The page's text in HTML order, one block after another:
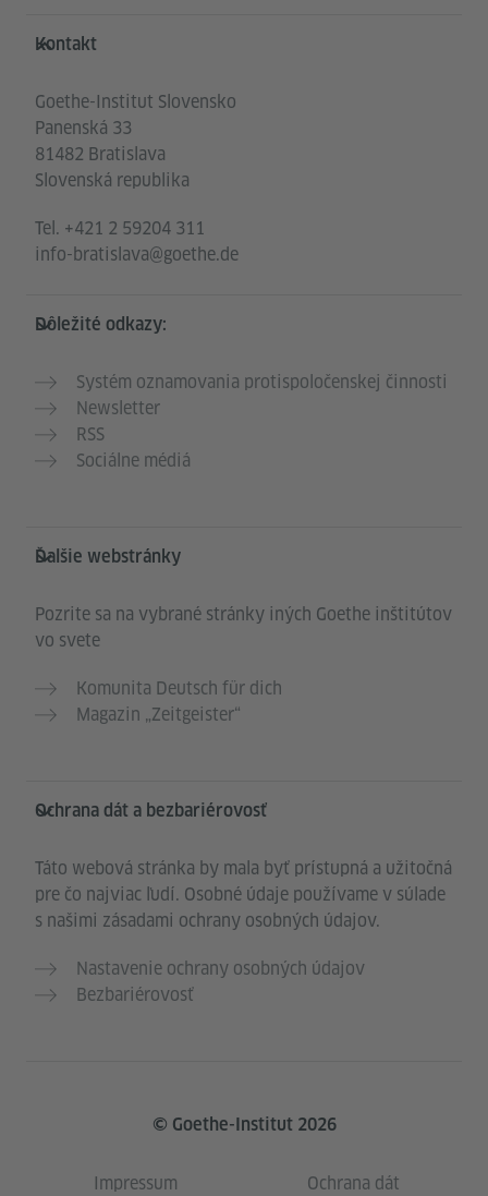
Service- und Informationsbereich
Kontakt
Goethe-Institut Slovensko
Panenská 33
81482 Bratislava
Slovenská republika
Tel. +421 2 59204 311
info-bratislava@goethe.de
Dôležité odkazy:
Systém oznamovania protispoločenskej činnosti
Newsletter
RSS
Sociálne médiá
Ďalšie webstránky
Pozrite sa na vybrané stránky iných Goethe inštitútov
vo svete
Komunita Deutsch für dich
Magazin „Zeitgeister“
Ochrana dát a bezbariérovosť
Táto webová stránka by mala byť prístupná a užitočná
pre čo najviac ľudí. Osobné údaje používame v súlade
s našimi zásadami ochrany osobných údajov.
Nastavenie ochrany osobných údajov
Bezbariérovosť
© Goethe-Institut 2026
Impressum Ochrana dát